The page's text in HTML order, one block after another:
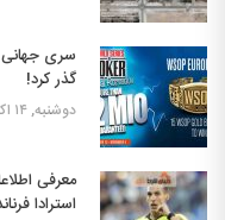
گذر کرد!
دوشنبه, ۱۴ اکتبر ۲۰۱۹
معرفی
استرادا